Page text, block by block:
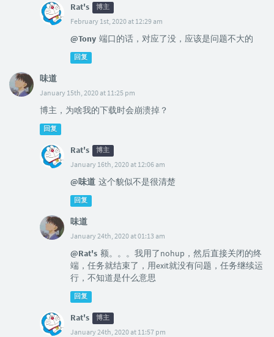
Rat's 博主
February 1st, 2020 at 12:29 am
@Tony 端口的话，对应了没，应该是问题不大的
回复
味道
January 15th, 2020 at 11:25 pm
博主，为啥我的下载时会崩溃掉？
回复
Rat's 博主
January 16th, 2020 at 12:06 am
@味道 这个貌似不是很清楚
回复
味道
January 24th, 2020 at 01:13 am
@Rat's 额。。。我用了nohup，然后直接关闭的终
端，任务就结束了，用exit就没有问题，任务继续运
行，不知道是什么意思
回复
Rat's 博主
January 24th, 2020 at 11:57 pm